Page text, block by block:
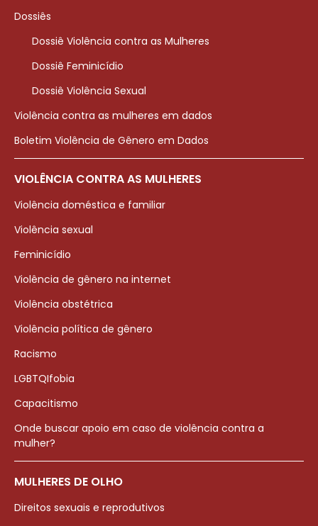
Dossiês
Dossiê Violência contra as Mulheres
Dossiê Feminicídio
Dossiê Violência Sexual
Violência contra as mulheres em dados
Boletim Violência de Gênero em Dados
VIOLÊNCIA CONTRA AS MULHERES
Violência doméstica e familiar
Violência sexual
Feminicídio
Violência de gênero na internet
Violência obstétrica
Violência política de gênero
Racismo
LGBTQIfobia
Capacitismo
Onde buscar apoio em caso de violência contra a
mulher?
MULHERES DE OLHO
Direitos sexuais e reprodutivos